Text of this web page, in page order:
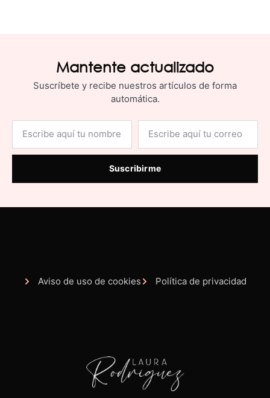
Mantente actualizado
Suscríbete y recibe nuestros artículos de forma
automática.
Suscribirme
Aviso de uso de cookies Política de privacidad